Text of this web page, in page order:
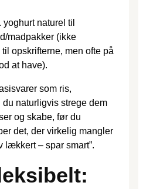
yoghurt naturel til
madpakker (ikke
opskrifterne, men ofte på
at have).
som ris,
naturligvis strege dem
og skabe, før du
det, der virkelig mangler
lækkert – spar smart”.